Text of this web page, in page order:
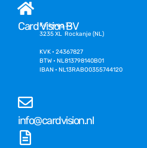
Card Vision BV
Kerkweg 32
3235 XL Rockanje (NL)
KVK • 24367827
BTW • NL813798140B01
IBAN • NL13RABO0355744120
info@cardvision.nl